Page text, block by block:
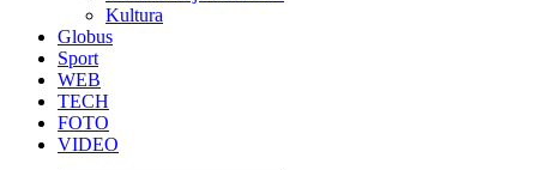
Kultura
Globus
Sport
WEB
TECH
FOTO
VIDEO